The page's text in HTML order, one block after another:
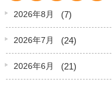
2026年8月 (7)
2026年7月 (24)
2026年6月 (21)